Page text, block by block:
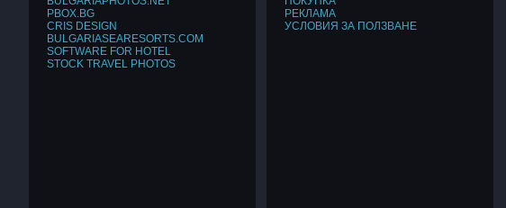
PBOX.BG
CRIS DESIGN
BULGARIASEARESORTS.COM
SOFTWARE FOR HOTEL
STOCK TRAVEL PHOTOS
РЕКЛАМА
УСЛОВИЯ ЗА ПОЛЗВАНЕ